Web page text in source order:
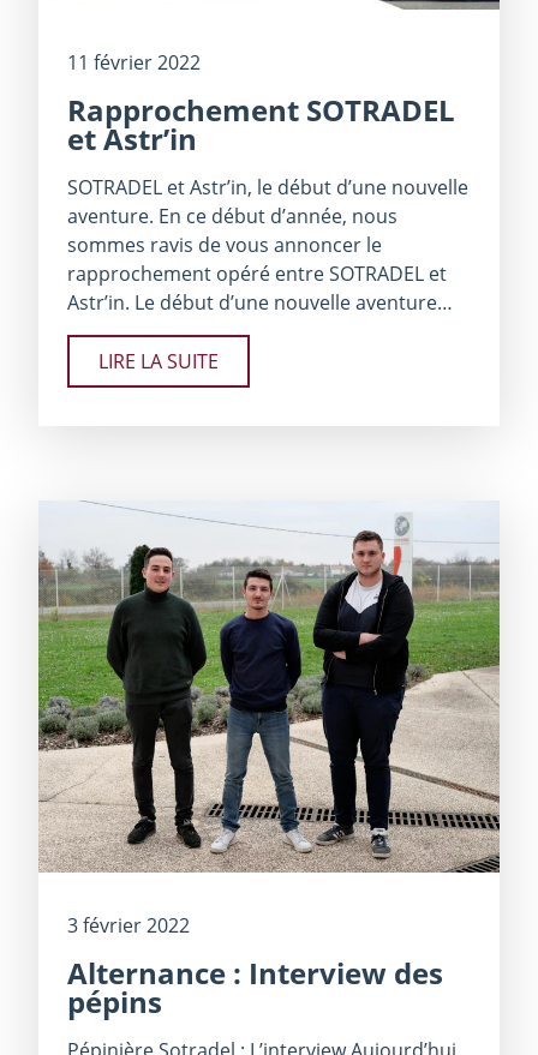
11 février 2022
Rapprochement SOTRADEL
et Astr’in
SOTRADEL et Astr’in, le début d’une nouvelle
aventure. En ce début d’année, nous
sommes ravis de vous annoncer le
rapprochement opéré entre SOTRADEL et
Astr’in. Le début d’une nouvelle aventure…
LIRE LA SUITE
3 février 2022
Alternance : Interview des
pépins